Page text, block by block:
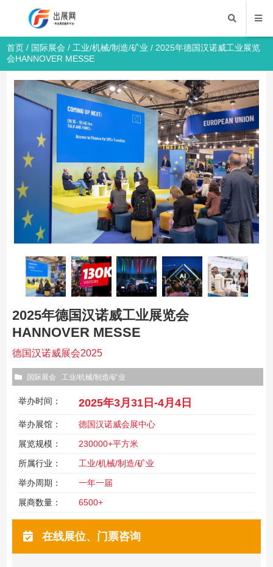
首页 / 国际展会 / 工业/机械/制造/矿业 / 2025年德国汉诺威工业展览
会HANNOVER MESSE
2025年德国汉诺威工业展览会
HANNOVER MESSE
德国汉诺威展会2025
国际展会 工业/机械/制造/矿业
举办时间： 2025年3月31日-4月4日
举办展馆：
德国汉诺威会展中心
展览规模：
230000+平方米
所属行业：
工业/机械/制造/矿业
举办周期：
一年一届
展商数量：
6500+
在线展位、门票咨询